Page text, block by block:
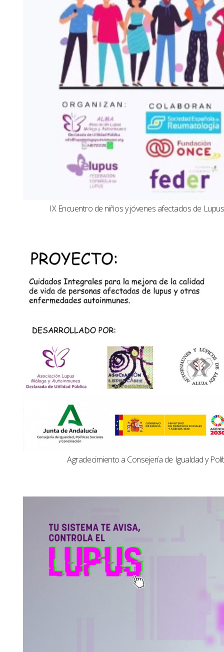
IX Encuentro de niños y jóvenes afectados de
Agradecimiento a Consejería de Igualdad y